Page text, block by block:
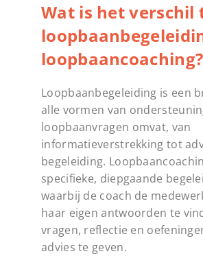
Wat is het verschil
loopbaancoaching?
Loopbaanbegeleiding is een
alle vormen van
loopbaanvragen omvat, van
informatieverstrekking tot
begeleiding.
specifieke, diepgaande
waarbij de coach de
haar eigen antwoorden te
vragen, reflectie en
advies te geven.